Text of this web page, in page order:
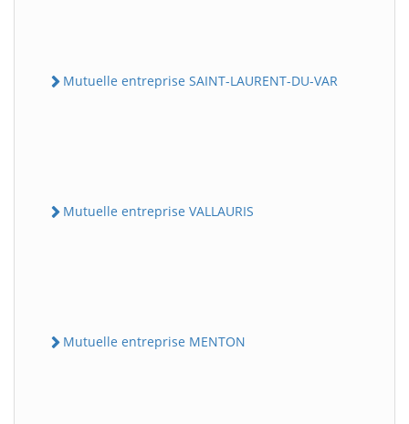
Mutuelle entreprise SAINT-LAURENT-DU-VAR
Mutuelle entreprise VALLAURIS
Mutuelle entreprise MENTON